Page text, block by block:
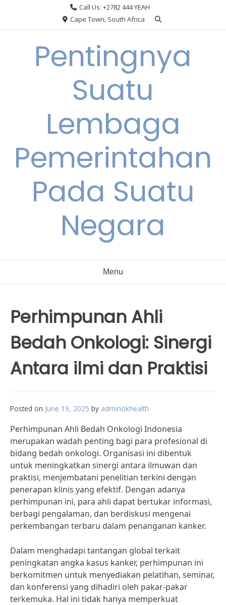
Call Us: +2782 444 YEAH
Cape Town, South Africa
Pentingnya
Suatu
Lembaga
Pemerintahan
Pada Suatu
Negara
Menu
Perhimpunan Ahli
Bedah Onkologi: Sinergi
Antara ilmi dan Praktisi
Posted on June 19, 2025 by adminokhealth
Perhimpunan Ahli Bedah Onkologi Indonesia
merupakan wadah penting bagi para profesional di
bidang bedah onkologi. Organisasi ini dibentuk
untuk meningkatkan sinergi antara ilmuwan dan
praktisi, menjembatani penelitian terkini dengan
penerapan klinis yang efektif. Dengan adanya
perhimpunan ini, para ahli dapat bertukar informasi,
berbagi pengalaman, dan berdiskusi mengenai
perkembangan terbaru dalam penanganan kanker.
Dalam menghadapi tantangan global terkait
peningkatan angka kasus kanker, perhimpunan ini
berkomitmen untuk menyediakan pelatihan, seminar,
dan konferensi yang dihadiri oleh pakar-pakar
terkemuka. Hal ini tidak hanya memperkuat